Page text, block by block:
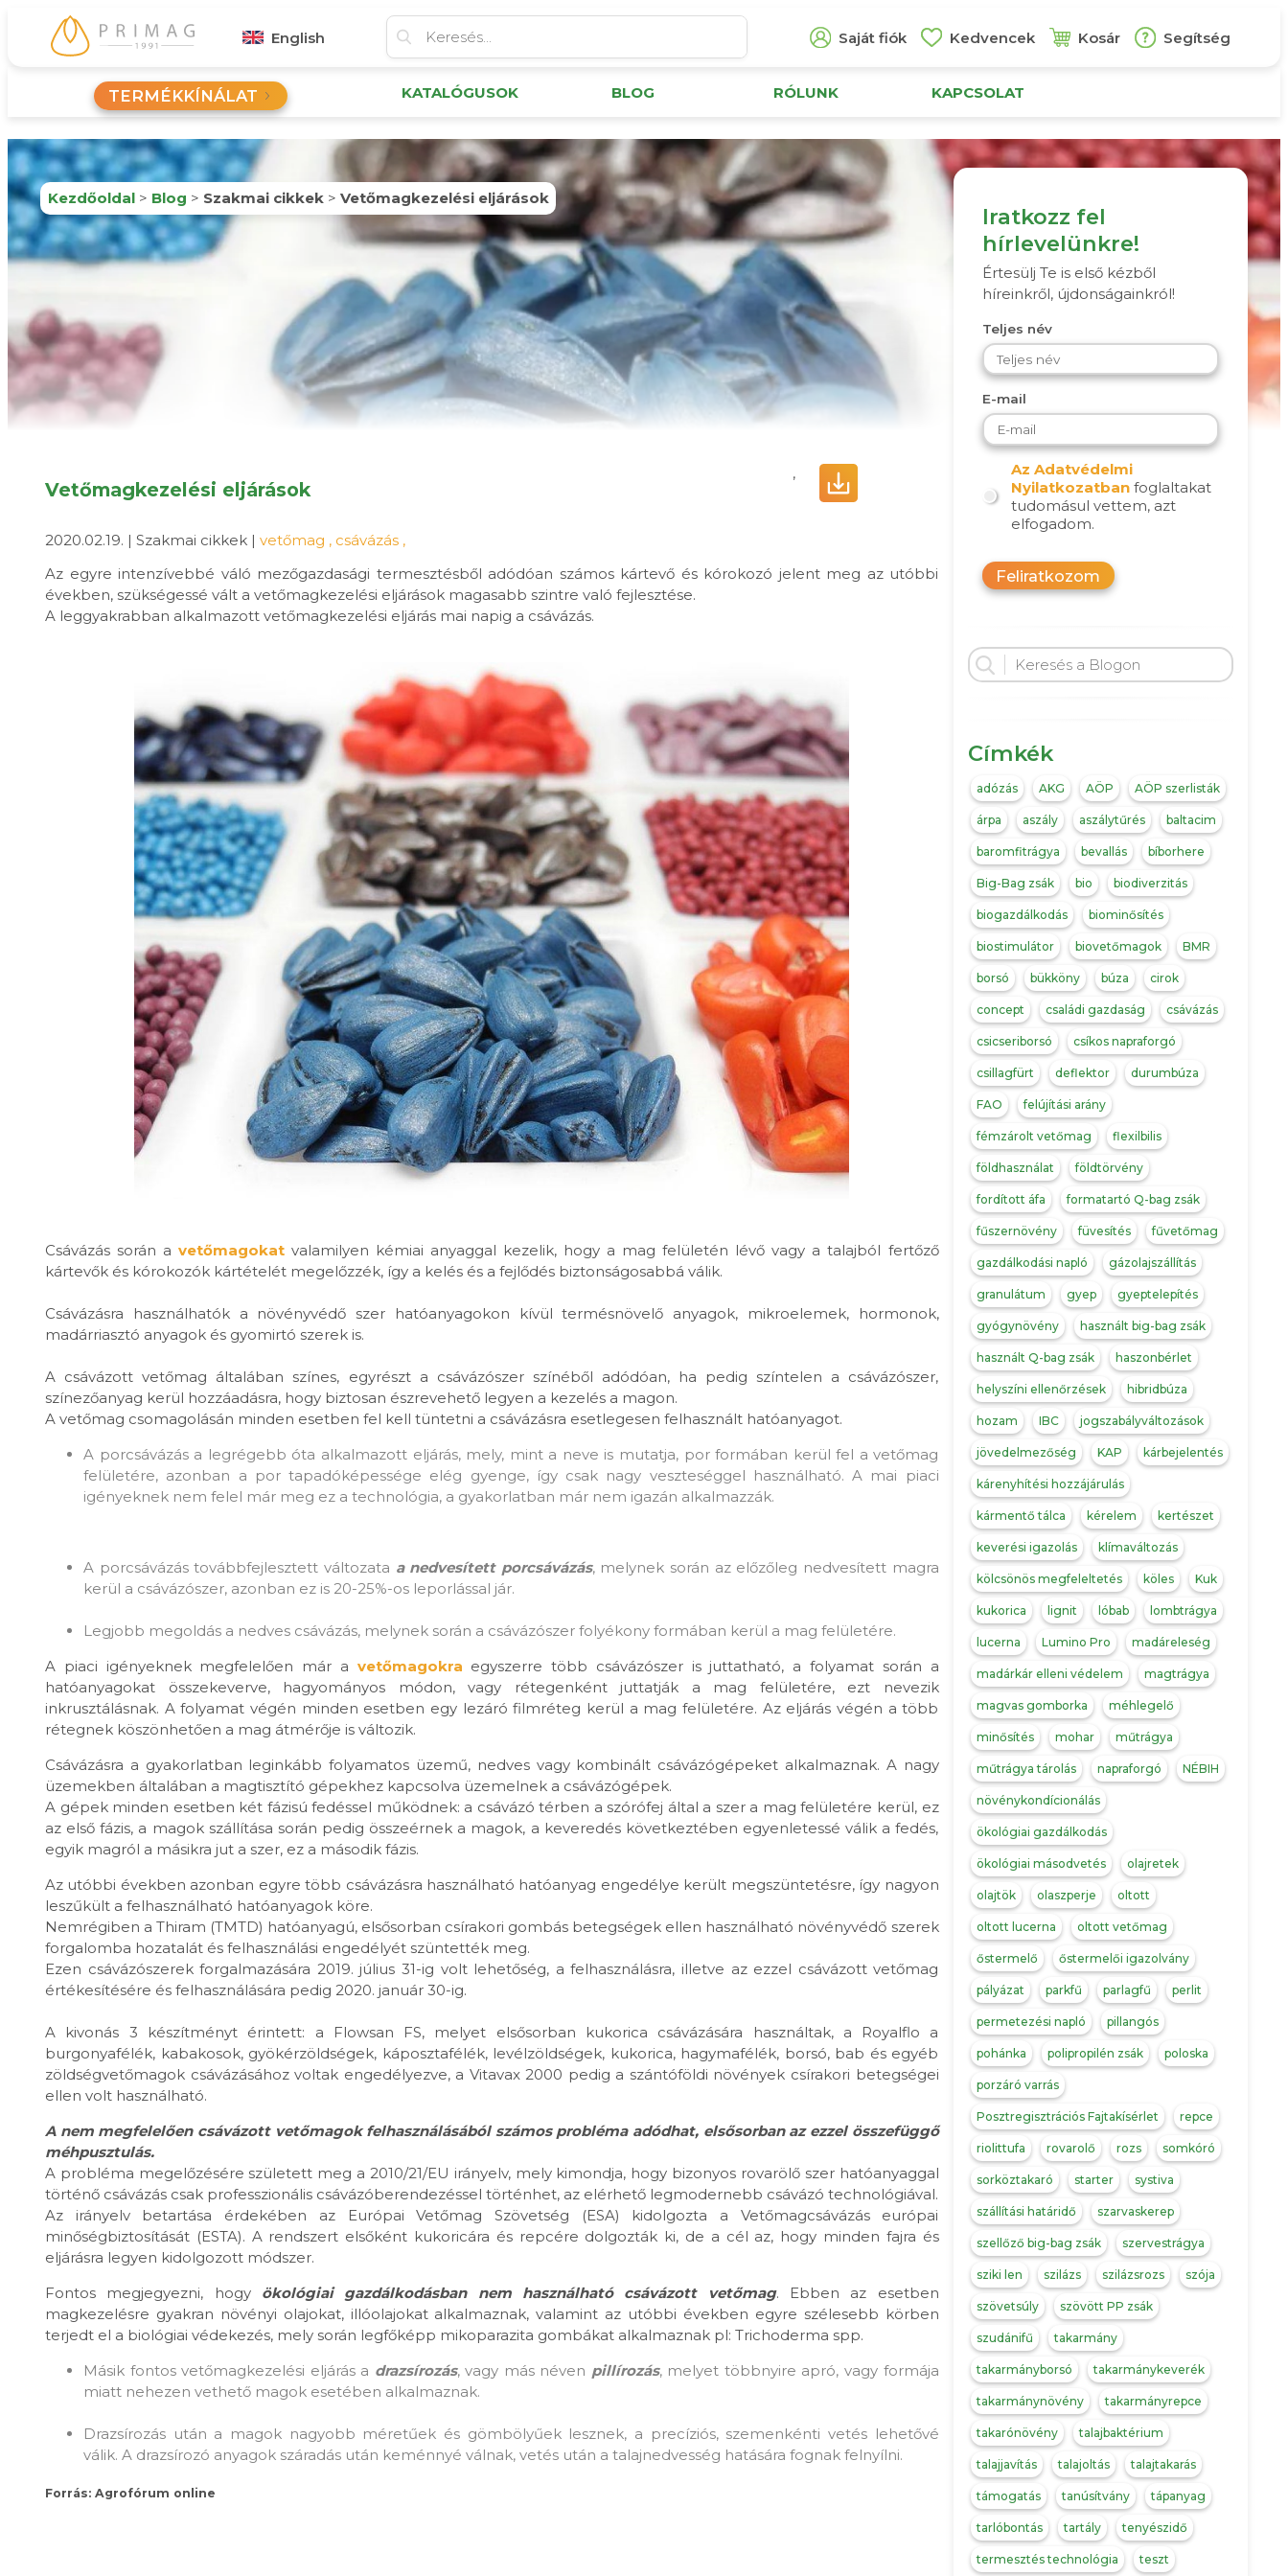
English Saját fiók Kedvencek Kosár Segítség
TERMÉKKÍNÁLAT KATALÓGUSOK BLOG RÓLUNK KAPCSOLAT
Kezdőoldal > Blog > Szakmai cikkek > Vetőmagkezelési eljárások
Vetőmagkezelési eljárások
,
2020.02.19. | Szakmai cikkek | vetőmag , csávázás ,
Az egyre intenzívebbé váló mezőgazdasági termesztésből adódóan számos kártevő és kórokozó jelent meg az utóbbi
években, szükségessé vált a vetőmagkezelési eljárások magasabb szintre való fejlesztése.
A leggyakrabban alkalmazott vetőmagkezelési eljárás mai napig a csávázás.
Csávázás során avetőmagokatvalamilyen kémiai anyaggal kezelik, hogy a mag felületén lévő vagy a talajból fertőző
kártevők és kórokozók kártételét megelőzzék, így a kelés és a fejlődés biztonságosabbá válik.
Csávázásra használhatók a növényvédő szer hatóanyagokon kívül termésnövelő anyagok, mikroelemek, hormonok,
madárriasztó anyagok és gyomirtó szerek is.
A csávázott vetőmag általában színes, egyrészt a csávázószer színéből adódóan, ha pedig színtelen a csávázószer,
színezőanyag kerül hozzáadásra, hogy biztosan észrevehető legyen a kezelés a magon.
A vetőmag csomagolásán minden esetben fel kell tüntetni a csávázásra esetlegesen felhasznált hatóanyagot.
A porcsávázás a legrégebb óta alkalmazott eljárás, mely, mint a neve is mutatja, por formában kerül fel a vetőmag
felületére, azonban a por tapadóképessége elég gyenge, így csak nagy veszteséggel használható. A mai piaci
igényeknek nem felel már meg ez a technológia, a gyakorlatban már nem igazán alkalmazzák.
A porcsávázás továbbfejlesztett változata a nedvesített porcsávázás, melynek során az előzőleg nedvesített magra
kerül a csávázószer, azonban ez is 20-25%-os leporlással jár.
Legjobb megoldás a nedves csávázás, melynek során a csávázószer folyékony formában kerül a mag felületére.
A piaci igényeknek megfelelően már a vetőmagokra egyszerre több csávázószer is juttatható, a folyamat során a
hatóanyagokat összekeverve, hagyományos módon, vagy rétegenként juttatják a mag felületére, ezt nevezik
inkrusztálásnak. A folyamat végén minden esetben egy lezáró filmréteg kerül a mag felületére. Az eljárás végén a több
rétegnek köszönhetően a mag átmérője is változik.
Csávázásra a gyakorlatban leginkább folyamatos üzemű, nedves vagy kombinált csávázógépeket alkalmaznak. A nagy
üzemekben általában a magtisztító gépekhez kapcsolva üzemelnek a csávázógépek.
A gépek minden esetben két fázisú fedéssel működnek: a csávázó térben a szórófej által a szer a mag felületére kerül, ez
az első fázis, a magok szállítása során pedig összeérnek a magok, a keveredés következtében egyenletessé válik a fedés,
egyik magról a másikra jut a szer, ez a második fázis.
Az utóbbi években azonban egyre több csávázásra használható hatóanyag engedélye került megszüntetésre, így nagyon
leszűkült a felhasználható hatóanyagok köre.
Nemrégiben a Thiram (TMTD) hatóanyagú, elsősorban csírakori gombás betegségek ellen használható növényvédő szerek
forgalomba hozatalát és felhasználási engedélyét szüntették meg.
Ezen csávázószerek forgalmazására 2019. július 31-ig volt lehetőség, a felhasználásra, illetve az ezzel csávázott vetőmag
értékesítésére és felhasználására pedig 2020. január 30-ig.
A kivonás 3 készítményt érintett: a Flowsan FS, melyet elsősorban kukorica csávázására használtak, a Royalflo a
burgonyafélék, kabakosok, gyökérzöldségek, káposztafélék, levélzöldségek, kukorica, hagymafélék, borsó, bab és egyéb
zöldségvetőmagok csávázásához voltak engedélyezve, a Vitavax 2000 pedig a szántóföldi növények csírakori betegségei
ellen volt használható.
A nem megfelelően csávázott vetőmagok felhasználásából számos probléma adódhat, elsősorban az ezzel összefüggő
méhpusztulás.
A probléma megelőzésére született meg a 2010/21/EU irányelv, mely kimondja, hogy bizonyos rovarölő szer hatóanyaggal
történő csávázás csak professzionális csávázóberendezéssel történhet, az elérhető legmodernebb csávázó technológiával.
Az irányelv betartása érdekében az Európai Vetőmag Szövetség (ESA) kidolgozta a Vetőmagcsávázás európai
minőségbiztosítását (ESTA). A rendszert elsőként kukoricára és repcére dolgozták ki, de a cél az, hogy minden fajra és
eljárásra legyen kidolgozott módszer.
Fontos megjegyezni, hogy ökológiai gazdálkodásban nem használható csávázott vetőmag. Ebben az esetben
magkezelésre gyakran növényi olajokat, illóolajokat alkalmaznak, valamint az utóbbi években egyre szélesebb körben
terjedt el a biológiai védekezés, mely során legfőképp mikoparazita gombákat alkalmaznak pl: Trichoderma spp.
Másik fontos vetőmagkezelési eljárás a drazsírozás, vagy más néven pillírozás, melyet többnyire apró, vagy formája
miatt nehezen vethető magok esetében alkalmaznak.
Drazsírozás után a magok nagyobb méretűek és gömbölyűek lesznek, a precíziós, szemenkénti vetés lehetővé
válik. A drazsírozó anyagok száradás után keménnyé válnak, vetés után a talajnedvesség hatására fognak felnyílni.
Forrás: Agrofórum online
Iratkozz fel
hírlevelünkre!
Értesülj Te is első kézből
híreinkről, újdonságainkról!
Teljes név
E-mail
Az Adatvédelmi
Nyilatkozatbanfoglaltakat
tudomásul vettem, azt
elfogadom.
Feliratkozom
Címkék
adózás AKG AÖP AÖP szerlisták
árpa aszály aszálytűrés baltacim
baromfitrágya bevallás bíborhere
Big-Bag zsák bio biodiverzitás
biogazdálkodás biominősítés
biostimulátor biovetőmagok BMR
borsó bükköny búza cirok
concept családi gazdaság csávázás
csicseriborsó csíkos napraforgó
csillagfürt deflektor durumbúza
FAO felújítási arány
fémzárolt vetőmag flexilbilis
földhasználat földtörvény
fordított áfa formatartó Q-bag zsák
fűszernövény füvesítés fűvetőmag
gazdálkodási napló gázolajszállítás
granulátum gyep gyeptelepítés
gyógynövény használt big-bag zsák
használt Q-bag zsák haszonbérlet
helyszíni ellenőrzések hibridbúza
hozam IBC jogszabályváltozások
jövedelmezőség KAP kárbejelentés
kárenyhítési hozzájárulás
kármentő tálca kérelem kertészet
keverési igazolás klímaváltozás
kölcsönös megfeleltetés köles Kuk
kukorica lignit lóbab lombtrágya
lucerna Lumino Pro madáreleség
madárkár elleni védelem magtrágya
magvas gomborka méhlegelő
minősítés mohar műtrágya
műtrágya tárolás napraforgó NÉBIH
növénykondícionálás
ökológiai gazdálkodás
ökológiai másodvetés olajretek
olajtök olaszperje oltott
oltott lucerna oltott vetőmag
őstermelő őstermelői igazolvány
pályázat parkfű parlagfű perlit
permetezési napló pillangós
pohánka polipropilén zsák poloska
porzáró varrás
Posztregisztrációs Fajtakísérlet repce
riolittufa rovarolő rozs somkóró
sorköztakaró starter systiva
szállítási határidő szarvaskerep
szellőző big-bag zsák szervestrágya
sziki len szilázs szilázsrozs szója
szövetsúly szövött PP zsák
szudánifű takarmány
takarmányborsó takarmánykeverék
takarmánynövény takarmányrepce
takarónövény talajbaktérium
talajjavítás talajoltás talajtakarás
támogatás tanúsítvány tápanyag
tarlóbontás tartály tenyészidő
termesztés technológia teszt